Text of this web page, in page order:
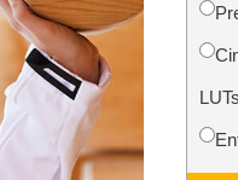
Fotoğraf Restorasyon